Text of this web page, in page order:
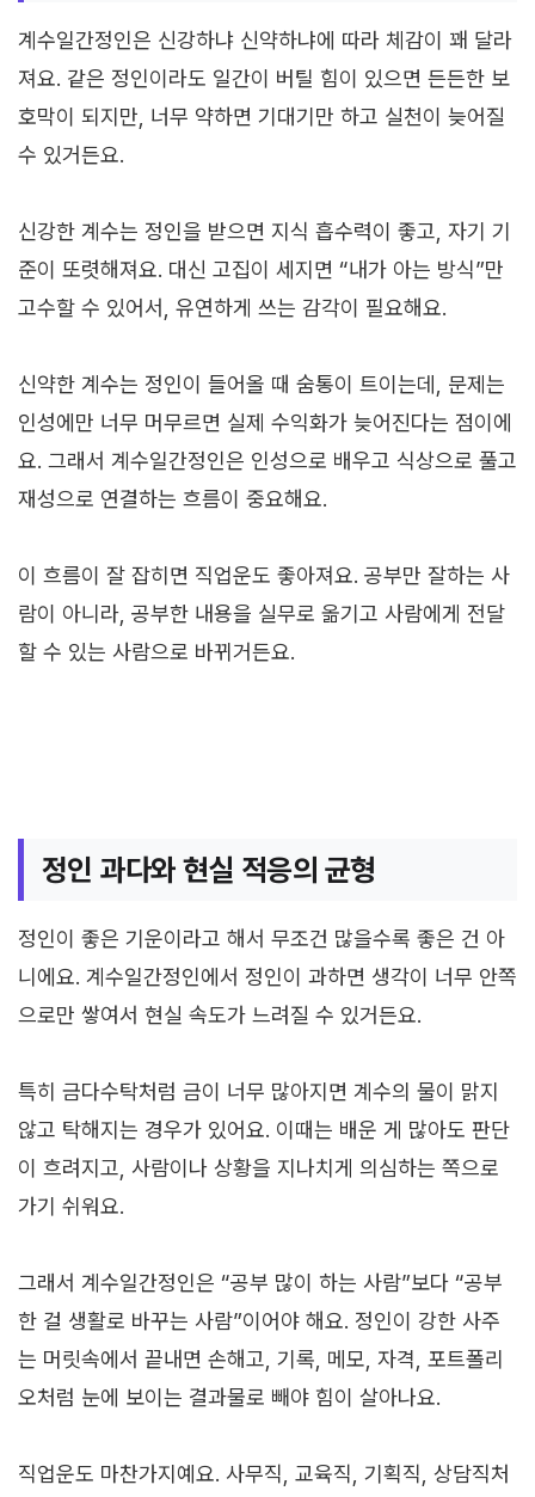
계수일간정인은 신강하냐 신약하냐에 따라 체감이 꽤 달라
져요. 같은 정인이라도 일간이 버틸 힘이 있으면 든든한 보
호막이 되지만, 너무 약하면 기대기만 하고 실천이 늦어질
수 있거든요.
신강한 계수는 정인을 받으면 지식 흡수력이 좋고, 자기 기
준이 또렷해져요. 대신 고집이 세지면 “내가 아는 방식”만
고수할 수 있어서, 유연하게 쓰는 감각이 필요해요.
신약한 계수는 정인이 들어올 때 숨통이 트이는데, 문제는
인성에만 너무 머무르면 실제 수익화가 늦어진다는 점이에
요. 그래서 계수일간정인은 인성으로 배우고 식상으로 풀고
재성으로 연결하는 흐름이 중요해요.
이 흐름이 잘 잡히면 직업운도 좋아져요. 공부만 잘하는 사
람이 아니라, 공부한 내용을 실무로 옮기고 사람에게 전달
할 수 있는 사람으로 바뀌거든요.
정인 과다와 현실 적응의 균형
정인이 좋은 기운이라고 해서 무조건 많을수록 좋은 건 아
니에요. 계수일간정인에서 정인이 과하면 생각이 너무 안쪽
으로만 쌓여서 현실 속도가 느려질 수 있거든요.
특히 금다수탁처럼 금이 너무 많아지면 계수의 물이 맑지
않고 탁해지는 경우가 있어요. 이때는 배운 게 많아도 판단
이 흐려지고, 사람이나 상황을 지나치게 의심하는 쪽으로
가기 쉬워요.
그래서 계수일간정인은 “공부 많이 하는 사람”보다 “공부
한 걸 생활로 바꾸는 사람”이어야 해요. 정인이 강한 사주
는 머릿속에서 끝내면 손해고, 기록, 메모, 자격, 포트폴리
오처럼 눈에 보이는 결과물로 빼야 힘이 살아나요.
직업운도 마찬가지예요. 사무직, 교육직, 기획직, 상담직처